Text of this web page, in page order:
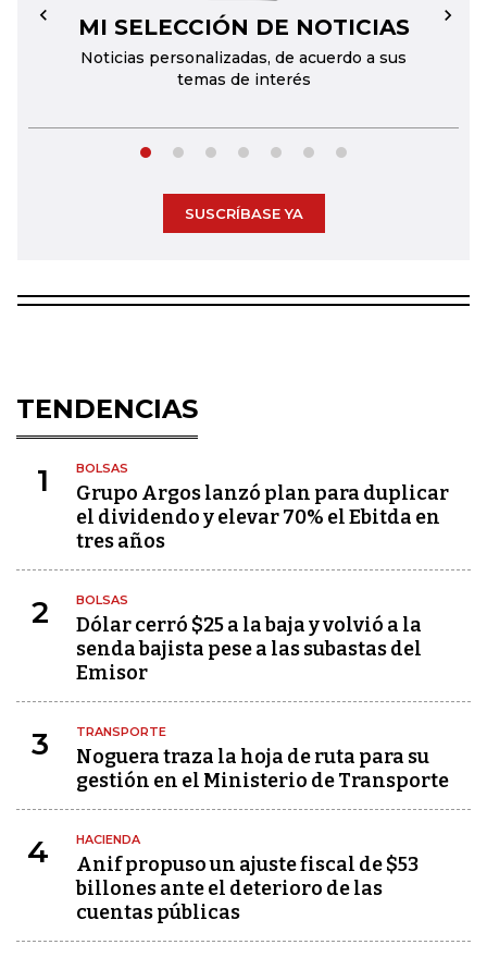
MI SELECCIÓN DE NOTICIAS
Noticias personalizadas, de acuerdo a sus
temas de interés
← →
SUSCRÍBASE YA
TENDENCIAS
1 BOLSAS
Grupo Argos lanzó plan para duplicar
el dividendo y elevar 70% el Ebitda en
tres años
2 BOLSAS
Dólar cerró $25 a la baja y volvió a la
senda bajista pese a las subastas del
Emisor
3 TRANSPORTE
Noguera traza la hoja de ruta para su
gestión en el Ministerio de Transporte
4 HACIENDA
Anif propuso un ajuste fiscal de $53
billones ante el deterioro de las
cuentas públicas